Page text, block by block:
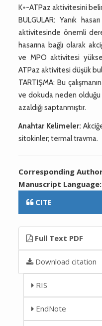
K+-ATPaz aktivitesini
BULGULAR: Yanık
aktivitesinde önemli
hasarına bağlı olarak
ve MPO aktivitesi
ATPaz aktivitesi düşük
TARTIŞMA: Bu
ve dokuda neden olduğu
azaldığı saptanmıştır.
Anahtar Kelimeler:
sitokinler; termal travma.
Corresponding
Manuscript Language:
CITE
Full Text PDF
Download citation
RIS
EndNote